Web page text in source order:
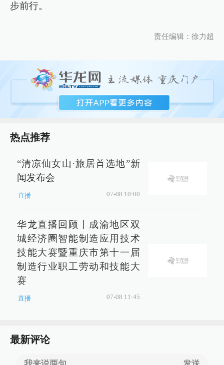
步前行。
责任编辑：徐力超
热点推荐
“清凉仙女山·旅居首选地”新
闻发布会
直播 07-08 10:00
华龙直播回顾丨成渝地区双
城经济圈智能制造应用技术
技能大赛暨重庆市第十一届
制造行业职工劳动和技能大
赛
直播 07-08 11:45
最新评论